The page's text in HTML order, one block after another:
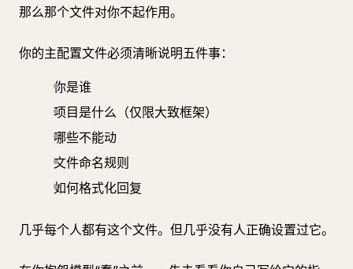
那么那个文件对你不起作用。
你的主配置文件必须清晰说明五件事：
你是谁
项目是什么（仅限大致框架）
哪些不能动
文件命名规则
如何格式化回复
几乎每个人都有这个文件。但几乎没有人正确设置过它。